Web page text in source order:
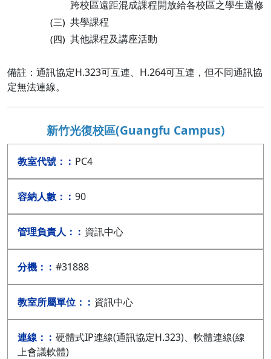
跨校區遠距混成課程開放給各校區之學生選修
(三) 共學課程
(四) 其他課程及講座活動
備註：通訊協定H.323可互連、H.264可互連，但不同通訊協
定無法連線。
新竹光復校區(Guangfu Campus)
PC4
90
資訊中心
#31888
資訊中心
硬體式IP連線(通訊協定H.323)、軟體連線(線
上會議軟體)